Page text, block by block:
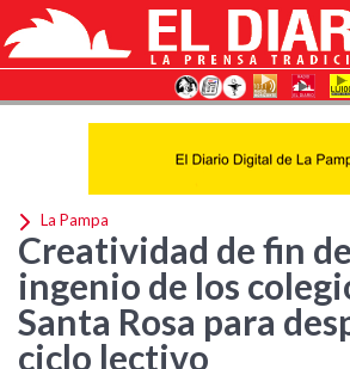
La Pampa
Creatividad de fin
ingenio de los
Santa Rosa para
ciclo lectivo